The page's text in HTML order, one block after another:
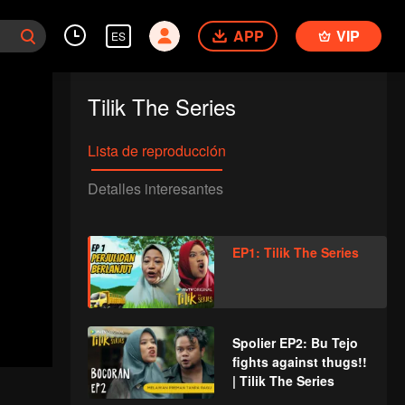
ES APP VIP
Tilik The Series
Lista de reproducción
Detalles interesantes
EP1: Tilik The Series
Spolier EP2: Bu Tejo
fights against thugs!!
| Tilik The Series